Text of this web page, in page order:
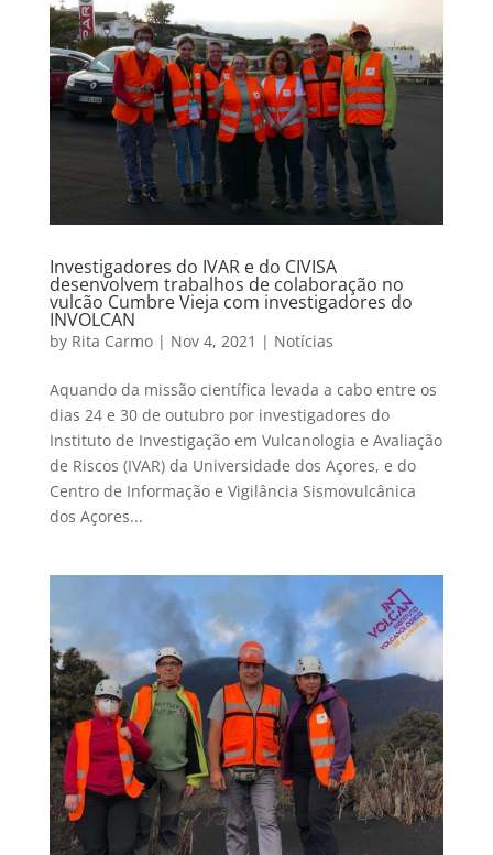
Investigadores do IVAR e do CIVISA
desenvolvem trabalhos de colaboração no
vulcão Cumbre Vieja com investigadores do
INVOLCAN
by Rita Carmo| Nov 4, 2021 | Notícias
Aquando da missão científica levada a cabo entre os
dias 24 e 30 de outubro por investigadores do
Instituto de Investigação em Vulcanologia e Avaliação
de Riscos (IVAR) da Universidade dos Açores, e do
Centro de Informação e Vigilância Sismovulcânica
dos Açores...